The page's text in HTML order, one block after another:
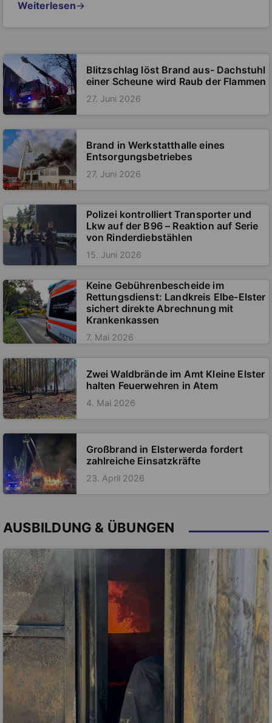
Weiterlesen→
Blitzschlag löst Brand aus- Dachstuhl
einer Scheune wird Raub der Flammen
27. Juni 2026
Brand in Werkstatthalle eines
Entsorgungsbetriebes
27. Juni 2026
Polizei kontrolliert Transporter und
Lkw auf der B96 – Reaktion auf Serie
von Rinderdiebstählen
15. Juni 2026
Keine Gebührenbescheide im
Rettungsdienst: Landkreis Elbe-Elster
sichert direkte Abrechnung mit
Krankenkassen
7. Mai 2026
Zwei Waldbrände im Amt Kleine Elster
halten Feuerwehren in Atem
4. Mai 2026
Großbrand in Elsterwerda fordert
zahlreiche Einsatzkräfte
23. April 2026
AUSBILDUNG & ÜBUNGEN